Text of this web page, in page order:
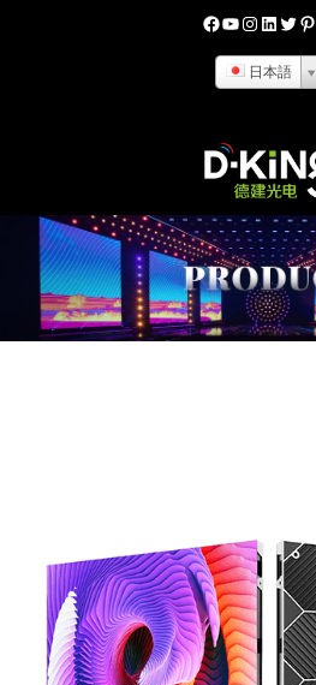
フェイスブックYouTube
インスタグラムリンクトインツイッターピンタレスト
日本語